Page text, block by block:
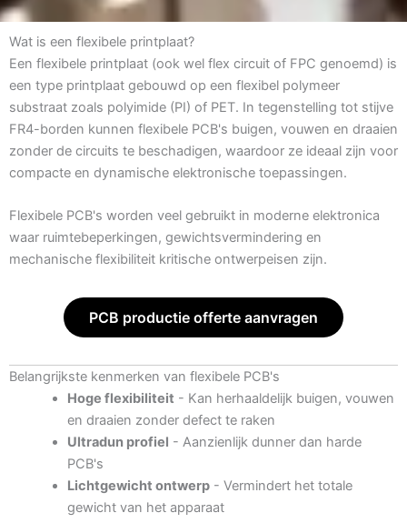
Wat is een flexibele printplaat?
Een flexibele printplaat (ook wel flex circuit of FPC genoemd) is
een type printplaat gebouwd op een flexibel polymeer
substraat zoals polyimide (PI) of PET. In tegenstelling tot stijve
FR4-borden kunnen flexibele PCB's buigen, vouwen en draaien
zonder de circuits te beschadigen, waardoor ze ideaal zijn voor
compacte en dynamische elektronische toepassingen.
Flexibele PCB's worden veel gebruikt in moderne elektronica
waar ruimtebeperkingen, gewichtsvermindering en
mechanische flexibiliteit kritische ontwerpeisen zijn.
PCB productie offerte aanvragen
Belangrijkste kenmerken van flexibele PCB's
Hoge flexibiliteit - Kan herhaaldelijk buigen, vouwen
en draaien zonder defect te raken
Ultradun profiel - Aanzienlijk dunner dan harde
PCB's
Lichtgewicht ontwerp- Vermindert het totale
gewicht van het apparaat